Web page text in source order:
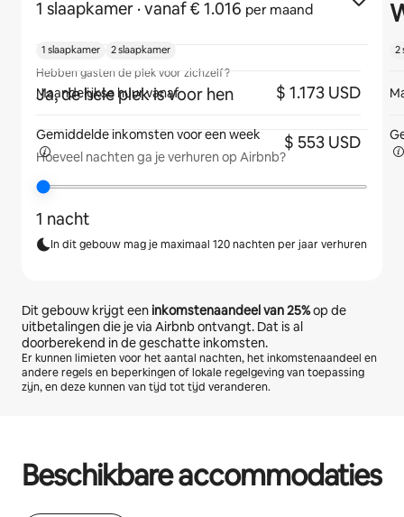
1 slaapkamer · vanaf € 1.016 per maand
Hebben gasten de plek voor zichzelf?
Ja, de hele plek is voor hen
Hoeveel nachten ga je verhuren op Airbnb?
1 nacht
In dit gebouw mag je maximaal 120 nachten per jaar verhuren
Dit gebouw krijgt eeninkomstenaandeel van25%op de
uitbetalingen die je via Airbnb ontvangt. Dat is al
doorberekend in de geschatte inkomsten.
Er kunnen limieten voor het aantal nachten, het inkomstenaandeel en
andere regels en beperkingen of lokale regelgeving van toepassing
zijn, en deze kunnen van tijd tot tijd veranderen.
Beschikbare accommodaties
1 slaapkamer 2 slaapkamer
Maandelijkse huur vanaf $ 1.173 USD
Gemiddelde inkomsten vooreen week $ 553 USD
2